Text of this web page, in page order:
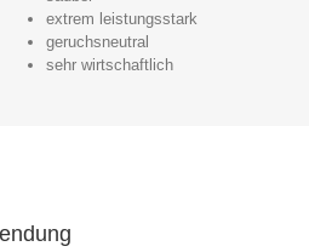
extrem leistungsstark
geruchsneutral
sehr wirtschaftlich